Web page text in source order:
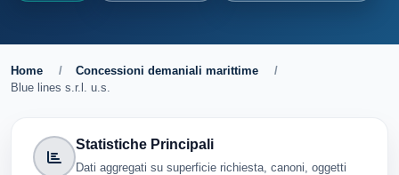
Home / Concessioni demaniali marittime
/
Blue lines s.r.l. u.s.
Statistiche Principali
Dati aggregati su superficie richiesta, canoni, oggetti